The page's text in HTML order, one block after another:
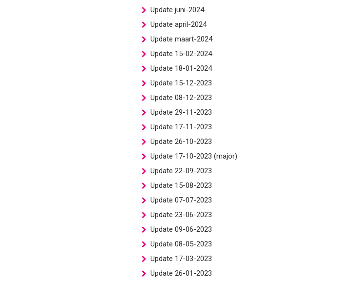
Update juni-2024
Update april-2024
Update maart-2024
Update 15-02-2024
Update 18-01-2024
Update 15-12-2023
Update 08-12-2023
Update 29-11-2023
Update 17-11-2023
Update 26-10-2023
Update 17-10-2023 (major)
Update 22-09-2023
Update 15-08-2023
Update 07-07-2023
Update 23-06-2023
Update 09-06-2023
Update 08-05-2023
Update 17-03-2023
Update 26-01-2023